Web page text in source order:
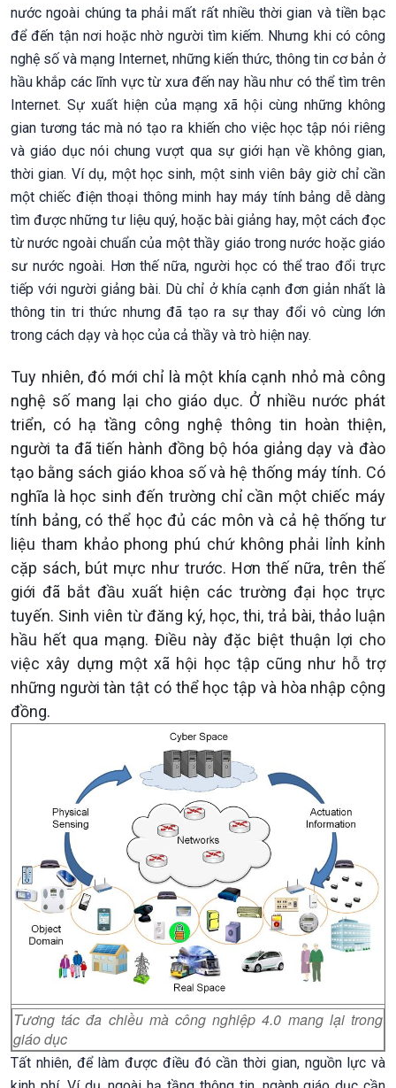
nước ngoài chúng ta phải mất rất nhiều thời gian và tiền bạc
để đến tận nơi hoặc nhờ người tìm kiếm. Nhưng khi có công
nghệ số và mạng Internet, những kiến thức, thông tin cơ bản ở
hầu khắp các lĩnh vực từ xưa đến nay hầu như có thể tìm trên
Internet. Sự xuất hiện của mạng xã hội cùng những không
gian tương tác mà nó tạo ra khiến cho việc học tập nói riêng
và giáo dục nói chung vượt qua sự giới hạn về không gian,
thời gian. Ví dụ, một học sinh, một sinh viên bây giờ chỉ cần
một chiếc điện thoại thông minh hay máy tính bảng dễ dàng
tìm được những tư liệu quý, hoặc bài giảng hay, một cách đọc
từ nước ngoài chuẩn của một thầy giáo trong nước hoặc giáo
sư nước ngoài. Hơn thế nữa, người học có thể trao đổi trực
tiếp với người giảng bài. Dù chỉ ở khía cạnh đơn giản nhất là
thông tin tri thức nhưng đã tạo ra sự thay đổi vô cùng lớn
trong cách dạy và học của cả thầy và trò hiện nay.
Tuy nhiên, đó mới chỉ là một khía cạnh nhỏ mà công
nghệ số mang lại cho giáo dục. Ở nhiều nước phát
triển, có hạ tầng công nghệ thông tin hoàn thiện,
người ta đã tiến hành đồng bộ hóa giảng dạy và đào
tạo bằng sách giáo khoa số và hệ thống máy tính. Có
nghĩa là học sinh đến trường chỉ cần một chiếc máy
tính bảng, có thể học đủ các môn và cả hệ thống tư
liệu tham khảo phong phú chứ không phải lỉnh kỉnh
cặp sách, bút mực như trước. Hơn thế nữa, trên thế
giới đã bắt đầu xuất hiện các trường đại học trực
tuyến. Sinh viên từ đăng ký, học, thi, trả bài, thảo luận
hầu hết qua mạng. Điều này đặc biệt thuận lợi cho
việc xây dựng một xã hội học tập cũng như hỗ trợ
những người tàn tật có thể học tập và hòa nhập cộng
đồng.
Tương tác đa chiều mà công nghiệp 4.0 mang lại trong
giáo dục
Tất nhiên, để làm được điều đó cần thời gian, nguồn lực và